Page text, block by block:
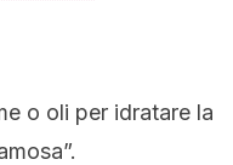
o oli per idratare la